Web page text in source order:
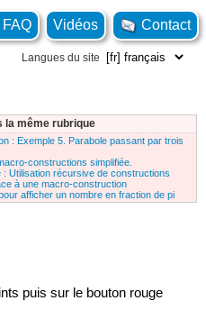
FAQ Vidéos Contact
Langues du site
la même rubrique
: Exemple 5. Parabole passant par trois
constructions simplifiée.
: Utilisation récursive de constructions
à une macro-construction
afficher un nombre en fraction de pi
puis sur le bouton rouge